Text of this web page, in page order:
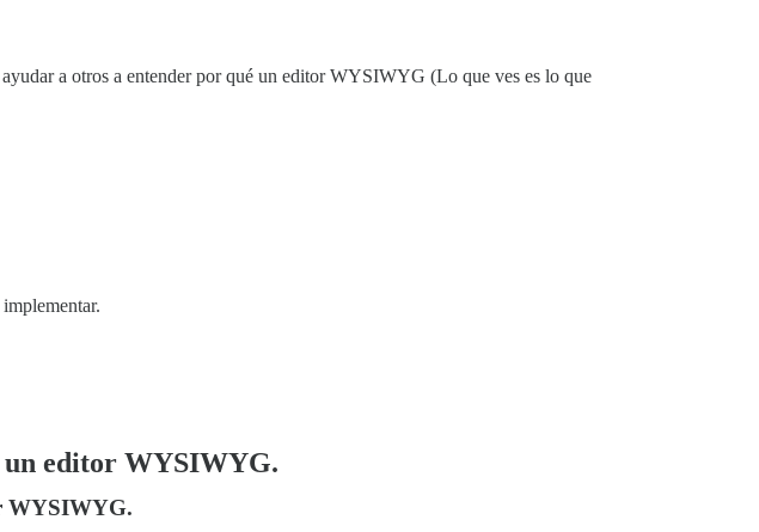
a otros a entender por qué un editor WYSIWYG (Lo que ves es lo que
un editor WYSIWYG.
WYSIWYG.